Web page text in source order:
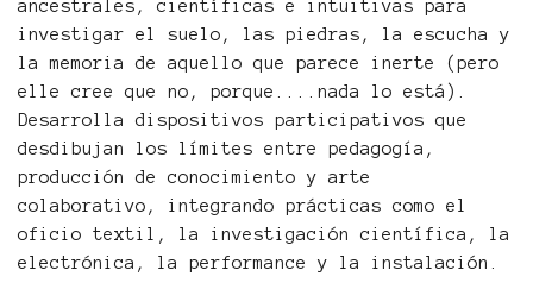
ancestrales, científicas e intuitivas para
investigar el suelo, las piedras, la escucha y
la memoria de aquello que parece inerte (pero
elle cree que no, porque....nada lo está).
Desarrolla dispositivos participativos que
desdibujan los límites entre pedagogía,
producción de conocimiento y arte
colaborativo, integrando prácticas como el
oficio textil, la investigación científica, la
electrónica, la performance y la instalación.